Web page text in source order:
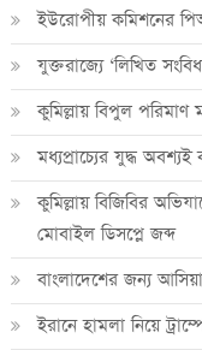
ইউরোপীয় কমিশনের
যুক্তরাজ্যে ‘লিখিত
কুমিল্লায় বিপুল পরিমাণ
মধ্যপ্রাচ্যের যুদ্ধ
কুমিল্লায় বিজিবির
মোবাইল ডিসপ্লে জব্দ
বাংলাদেশের জন্য
ইরানে হামলা নিয়ে